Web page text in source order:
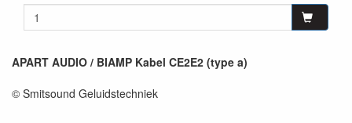
APART AUDIO / BIAMP Kabel CE2E2 (type a)
© Smitsound Geluidstechniek